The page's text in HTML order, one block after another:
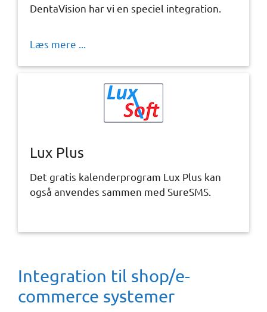
DentaVision har vi en speciel integration.
Læs mere ...
Lux Plus
Det gratis kalenderprogram Lux Plus kan
også anvendes sammen med SureSMS.
Integration til shop/e-
commerce systemer